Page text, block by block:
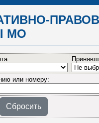
МО
или номеру:
Сбросить